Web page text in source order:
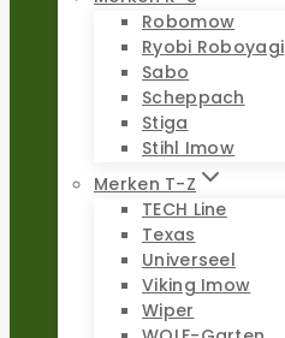
Robomow
Ryobi Roboyagi
Sabo
Scheppach
Stiga
Stihl Imow
Merken T-Z
TECH Line
Texas
Universeel
Viking Imow
Wiper